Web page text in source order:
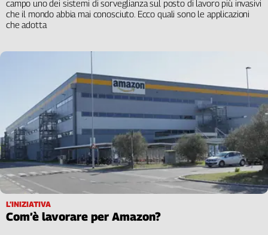
campo uno dei sistemi di sorveglianza sul posto di lavoro più invasivi
che il mondo abbia mai conosciuto. Ecco quali sono le applicazioni
che adotta
L’INIZIATIVA
Com’è lavorare per Amazon?